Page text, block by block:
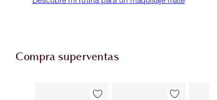
Compra superventas
Artículo 1 de 63 Artículo 2 de 63